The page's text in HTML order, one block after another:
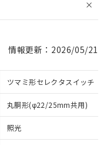
情報更新：2026/05/21
ツマミ形セレクタスイッチ
丸胴形(φ22/25mm共用)
照光